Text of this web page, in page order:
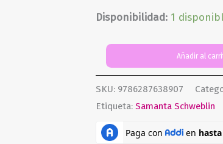
Disponibilidad: 1
buen
mal
cantidad
Añadir al
SKU: 9786287638907
Etiqueta:Samanta Schweblin